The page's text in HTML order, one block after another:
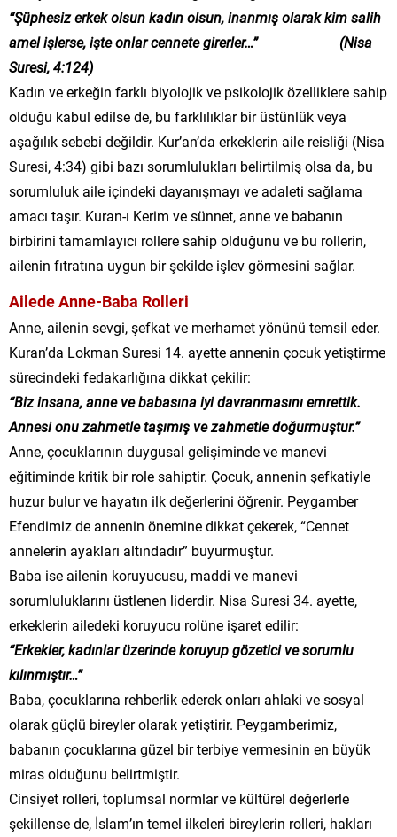
“Şüphesiz erkek olsun kadın olsun, inanmış olarak kim salih
amel işlerse, işte onlar cennete girerler…”
(Nisa
Suresi, 4:124)
Kadın ve erkeğin farklı biyolojik ve psikolojik özelliklere sahip
olduğu kabul edilse de, bu farklılıklar bir üstünlük veya
aşağılık sebebi değildir. Kur’an’da erkeklerin aile reisliği (Nisa
Suresi, 4:34) gibi bazı sorumlulukları belirtilmiş olsa da, bu
sorumluluk aile içindeki dayanışmayı ve adaleti sağlama
amacı taşır. Kuran-ı Kerim ve sünnet, anne ve babanın
birbirini tamamlayıcı rollere sahip olduğunu ve bu rollerin,
ailenin fıtratına uygun bir şekilde işlev görmesini sağlar.
Ailede Anne-Baba Rolleri
Anne, ailenin sevgi, şefkat ve merhamet yönünü temsil eder.
Kuran’da Lokman Suresi 14. ayette annenin çocuk yetiştirme
sürecindeki fedakarlığına dikkat çekilir:
“Biz insana, anne ve babasına iyi davranmasını emrettik.
Annesi onu zahmetle taşımış ve zahmetle doğurmuştur.”
Anne, çocuklarının duygusal gelişiminde ve manevi
eğitiminde kritik bir role sahiptir. Çocuk, annenin şefkatiyle
huzur bulur ve hayatın ilk değerlerini öğrenir. Peygamber
Efendimiz de annenin önemine dikkat çekerek, “Cennet
annelerin ayakları altındadır” buyurmuştur.
Baba ise ailenin koruyucusu, maddi ve manevi
sorumluluklarını üstlenen liderdir. Nisa Suresi 34. ayette,
erkeklerin ailedeki koruyucu rolüne işaret edilir:
“Erkekler, kadınlar üzerinde koruyup gözetici ve sorumlu
kılınmıştır…”
Baba, çocuklarına rehberlik ederek onları ahlaki ve sosyal
olarak güçlü bireyler olarak yetiştirir. Peygamberimiz,
babanın çocuklarına güzel bir terbiye vermesinin en büyük
miras olduğunu belirtmiştir.
Cinsiyet rolleri, toplumsal normlar ve kültürel değerlerle
şekillense de, İslam’ın temel ilkeleri bireylerin rolleri, hakları